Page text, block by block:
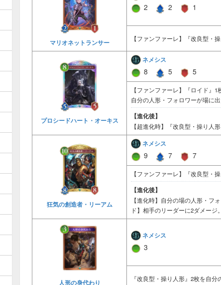
マリオネットランサー
2 2 1
【ファンファーレ】『改良型・
プロシードハート・オーキス
ネメシス
8 5 5
【ファンファーレ】『ロイド』1
自分の人形・フォロワーが場に
【進化後】
【超進化時】『改良型・操り人
狂気の創造者・リーアム
ネメシス
9 7 7
【ファンファーレ】『改良型・
【進化後】
【進化時】自分の場の人形・フ
ド】相手のリーダーに2ダメージ
人形の身代わり
ネメシス
3
『改良型・操り人形』2枚を自分